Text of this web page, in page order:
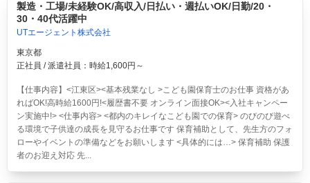
製造・工場/未経験OK/高収入/日払い・週払いOK/日勤/20・
30・40代活躍中
UTエージェント株式会社
東京都
正社員 / 派遣社員：時給1,600円～
【仕事内容】<江東区><基本残業なし >こども園保育士のお仕事 資格があ
ればOK!高時給1600円!<履歴書不要 オンライン面接OK><入社キャンペー
ン実施中!> <仕事内容> <都内のキレイなこども園での保育> のびのび遊べ
る環境で子供達の成長を見守るお仕事です 保育補助として、先生方のフォ
ローやイベントの準備などをお願いします <具体的には…> 保育補助 保護
者のお迎え対応 先...